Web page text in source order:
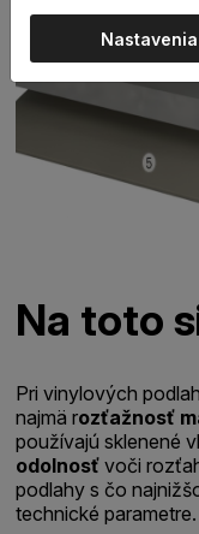
Na toto
Pri vinylových
najmä rozťažnosť
používajú sklenené
odolnosť voči
podlahy s čo
technické parametre.
Nastavenia